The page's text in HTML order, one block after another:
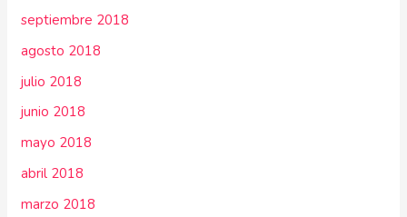
septiembre 2018
agosto 2018
julio 2018
junio 2018
mayo 2018
abril 2018
marzo 2018